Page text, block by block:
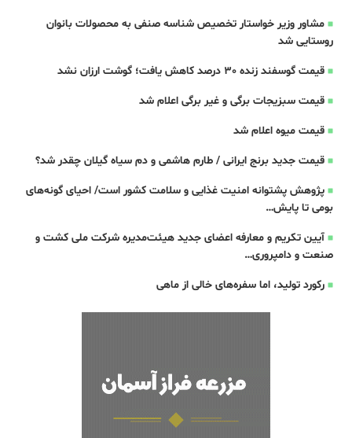
مشاور وزیر خواستار تخصیص شناسه صنفی به محصولات بانوان
روستایی شد
قیمت گوسفند زنده 30 درصد کاهش یافت؛ گوشت ارزان نشد
قیمت سبزیجات برگی و غیر برگی اعلام شد
قیمت میوه اعلام شد
قیمت جدید برنج ایرانی / طارم هاشمی و دم سیاه گیلان چقدر شد؟
پژوهش پشتوانه امنیت غذایی و سلامت کشور است/ احیای گونه‌های
بومی تا پایش…
آیین تکریم و معارفه اعضای جدید هیئت‌مدیره شرکت ملی کشت و
صنعت و دامپروری…
رکورد تولید، اما سفره‌های خالی از ماهی